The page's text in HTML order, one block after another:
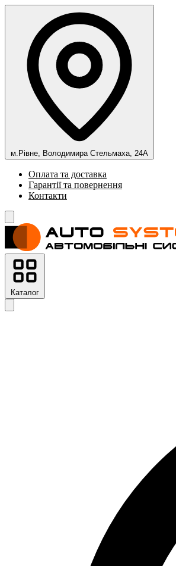
м.Рівне, Володимира Стельмаха, 24А
Оплата та доставка
Гарантії та повернення
Контакти
Каталог